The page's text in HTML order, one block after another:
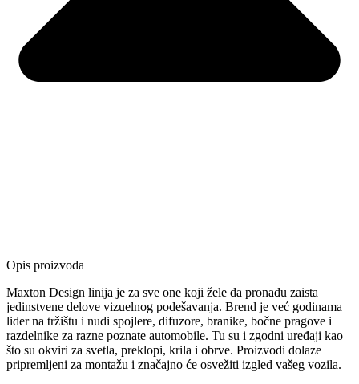
Opis proizvoda
Maxton Design linija je za sve one koji žele da pronađu zaista
jedinstvene delove vizuelnog podešavanja. Brend je već godinama
lider na tržištu i nudi spojlere, difuzore, branike, bočne pragove i
razdelnike za razne poznate automobile. Tu su i zgodni uređaji kao
što su okviri za svetla, preklopi, krila i obrve. Proizvodi dolaze
pripremljeni za montažu i značajno će osvežiti izgled vašeg vozila.